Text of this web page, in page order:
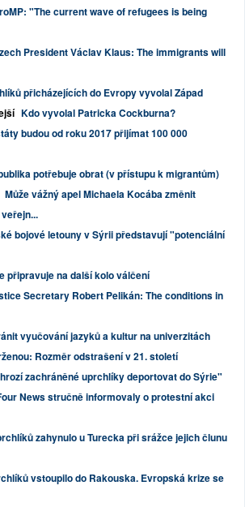
"The current wave of refugees is being
President Václav Klaus: The immigrants will
přicházejících do Evropy vyvolal Západ
Kdo vyvolal Patricka Cockburna?
budou od roku 2017 přijímat 100 000
potřebuje obrat (v přístupu k migrantům)
Může vážný apel Michaela Kocába změnit
bojové letouny v Sýrii představují "potenciální
připravuje na další kolo válčení
Secretary Robert Pelikán: The conditions in
vyučování jazyků a kultur na univerzitách
Rozměr odstrašení v 21. století
zachráněné uprchlíky deportovat do Sýrie"
News stručně informovaly o protestní akci
zahynulo u Turecka při srážce jejich člunu
vstoupilo do Rakouska. Evropská krize se